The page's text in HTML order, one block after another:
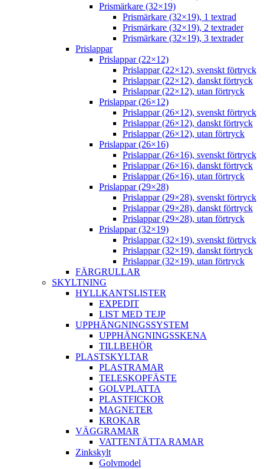
Prismärkare (32×19)
Prismärkare (32×19), 1 textrad
Prismärkare (32×19), 2 textrader
Prismärkare (32×19), 3 textrader
Prislappar
Prislappar (22×12)
Prislappar (22×12), svenskt förtryck
Prislappar (22×12), danskt förtryck
Prislappar (22×12), utan förtryck
Prislappar (26×12)
Prislappar (26×12), svenskt förtryck
Prislappar (26×12), danskt förtryck
Prislappar (26×12), utan förtryck
Prislappar (26×16)
Prislappar (26×16), svenskt förtryck
Prislappar (26×16), danskt förtryck
Prislappar (26×16), utan förtryck
Prislappar (29×28)
Prislappar (29×28), svenskt förtryck
Prislappar (29×28), danskt förtryck
Prislappar (29×28), utan förtryck
Prislappar (32×19)
Prislappar (32×19), svenskt förtryck
Prislappar (32×19), danskt förtryck
Prislappar (32×19), utan förtryck
FÄRGRULLAR
SKYLTNING
HYLLKANTSLISTER
EXPEDIT
LIST MED TEJP
UPPHÄNGNINGSSYSTEM
UPPHÄNGNINGSSKENA
TILLBEHÖR
PLASTSKYLTAR
PLASTRAMAR
TELESKOPFÄSTE
GOLVPLATTA
PLASTFICKOR
MAGNETER
KROKAR
VÄGGRAMAR
VATTENTÄTTA RAMAR
Zinkskylt
Golvmodel